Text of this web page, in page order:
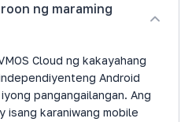
ng maraming
Cloud ng kakayahang
Android
pangangailangan. Ang
isang karaniwang mobile